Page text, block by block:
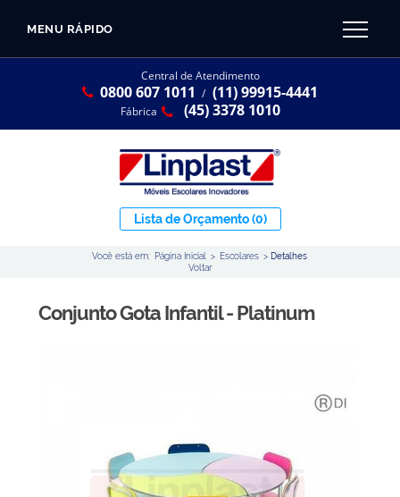
MENU RÁPIDO
Central de Atendimento
0800 607 1011 / (11) 99915-4441
Fábrica (45) 3378 1010
Lista de Orçamento(0)
Você está em: Página Inicial > Escolares >Detalhes
Voltar
Conjunto Gota Infantil - Platinum
Linha Resina Plástica
Ambiente Maker
CATÁLOGO LINPLAST 2025
SOBRE A EMPRESA